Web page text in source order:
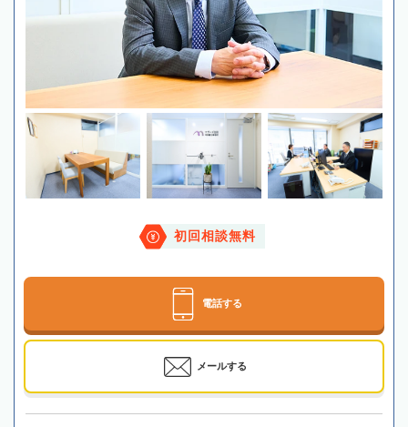
初回相談無料
電話する
メールする